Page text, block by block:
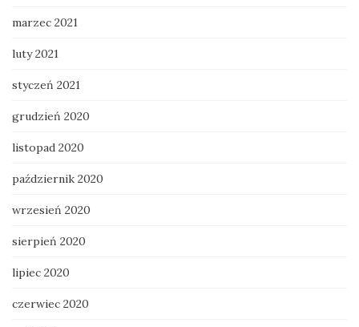
marzec 2021
luty 2021
styczeń 2021
grudzień 2020
listopad 2020
październik 2020
wrzesień 2020
sierpień 2020
lipiec 2020
czerwiec 2020